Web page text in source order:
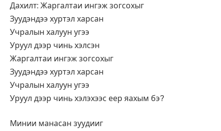
Дахилт: Жаргалтаи ингэж зогсохыг
Зуудэндээ хуртэл харсан
Учралын халуун угээ
Уруул дээр чинь хэлсэн
Жаргалтаи ингэж зогсохыг
Зуудэндээ хуртэл харсан
Учралын халуун угээ
Уруул дээр чинь хэлэхээс еер яахым бэ?
Минии манасан зуудииг